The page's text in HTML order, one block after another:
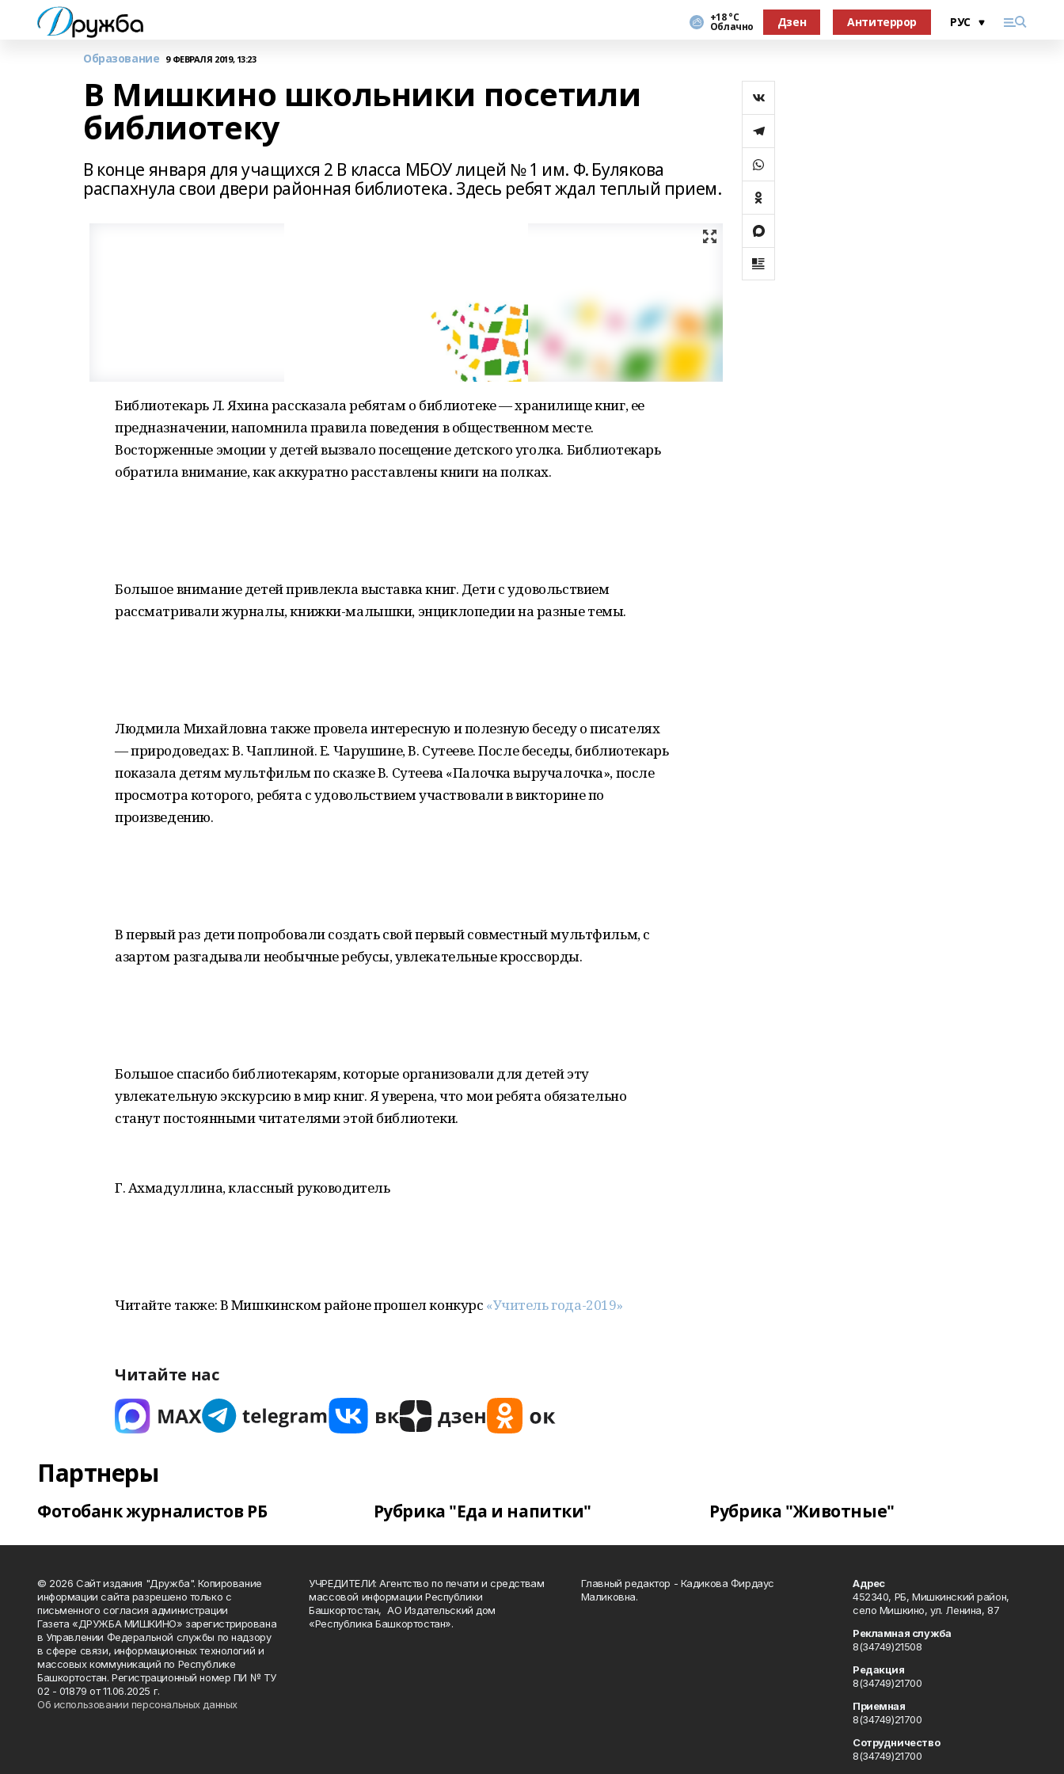
+18 °С
Облачно Дзен Антитеррор
Образование 9 ФЕВРАЛЯ 2019, 13:23
В Мишкино школьники посетили
библиотеку
В конце января для учащихся 2 В класса МБОУ лицей № 1 им. Ф. Булякова
распахнула свои двери районная библиотека. Здесь ребят ждал теплый прием.
Библиотекарь Л. Яхина рассказала ребятам о библиотеке — хранилище книг, ее
предназначении, напомнила правила поведения в общественном месте.
Восторженные эмоции у детей вызвало посещение детского уголка. Библиотекарь
обратила внимание, как аккуратно расставлены книги на полках.
Большое внимание детей привлекла выставка книг. Дети с удовольствием
рассматривали журналы, книжки-малышки, энциклопедии на разные темы.
Людмила Михайловна также провела интересную и полезную беседу о писателях
— природоведах: В. Чаплиной. Е. Чарушине, В. Сутееве. После беседы, библиотекарь
показала детям мультфильм по сказке В. Сутеева «Палочка выручалочка», после
просмотра которого, ребята с удовольствием участвовали в викторине по
произведению.
В первый раз дети попробовали создать свой первый совместный мультфильм, с
азартом разгадывали необычные ребусы, увлекательные кроссворды.
Большое спасибо библиотекарям, которые организовали для детей эту
увлекательную экскурсию в мир книг. Я уверена, что мои ребята обязательно
станут постоянными читателями этой библиотеки.
Г. Ахмадуллина, классный руководитель
Читайте также: В Мишкинском районе прошел конкурс «Учитель года-2019»
Читайте нас
Партнеры
Фотобанк журналистов РБ Рубрика "Еда и напитки" Рубрика "Животные"
© 2026 Сайт издания "Дружба". Копирование
информации сайта разрешено только с
письменного согласия администрации
Газета «ДРУЖБА МИШКИНО» зарегистрирована
в Управлении Федеральной службы по надзору
в сфере связи, информационных технологий и
массовых коммуникаций по Республике
Башкортостан. Регистрационный номер ПИ № ТУ
02 - 01879 от 11.06.2025 г.
Об использовании персональных данных
УЧРЕДИТЕЛИ: Агентство по печати и средствам
массовой информации Республики
Башкортостан, АО Издательский дом
«Республика Башкортостан».
Главный редактор - Кадикова Фирдаус
Маликовна.
Адрес
452340, РБ, Мишкинский район,
село Мишкино, ул. Ленина, 87
Рекламная служба
8(34749)21508
Редакция
8(34749)21700
Приемная
8(34749)21700
Сотрудничество
8(34749)21700